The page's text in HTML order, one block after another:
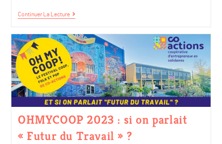
Continuer La Lecture
OHMYCOOP 2023 : si on parlait
« Futur du Travail » ?